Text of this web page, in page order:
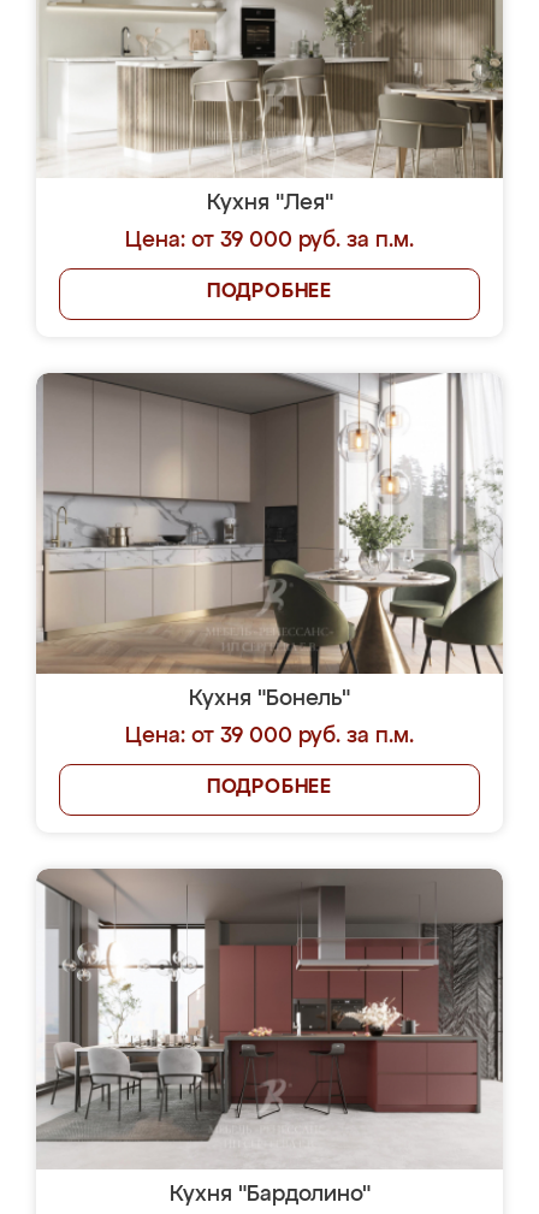
Кухня "Лея"
Цена: от 39 000 руб. за п.м.
ПОДРОБНЕЕ
Кухня "Бонель"
Цена: от 39 000 руб. за п.м.
ПОДРОБНЕЕ
Кухня "Бардолино"